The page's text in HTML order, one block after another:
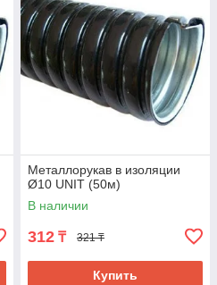
Металлорукав в изоляции
Ø10 UNIT (50м)
В наличии
312 ₸ 321 ₸
Купить